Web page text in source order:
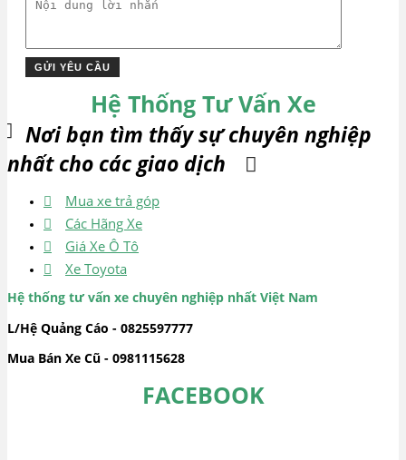
Hệ Thống Tư Vấn Xe
Nơi bạn tìm thấy sự chuyên nghiệp
nhất cho các giao dịch
Mua xe trả góp
Các Hãng Xe
Giá Xe Ô Tô
Xe Toyota
Hệ thống tư vấn xe chuyên nghiệp nhất Việt Nam
L/Hệ Quảng Cáo - 0825597777
Mua Bán Xe Cũ - 0981115628
FACEBOOK